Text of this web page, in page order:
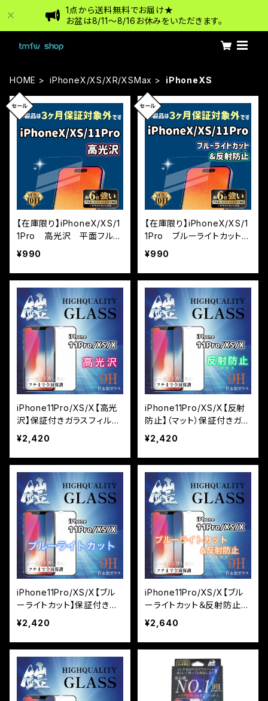
1点から送料無料でお届け★
お盆は8/11〜8/16お休みをいただきます。
HOME iPhoneX/XS/XR/XSMax iPhoneXS
【在庫限り】iPhoneX/XS/1
1Pro 高光沢 平面フルカ
バー ※3カ月保証付帯な
¥990
【在庫限り】iPhoneX/XS/1
1Pro ブルーライトカット＆
反射防止（マット）全面フル
なし
¥990
iPhone11Pro/XS/X【高光
沢】保証付きガラスフィルム
『鎧』全面フルカバー
¥2,420
iPhone11Pro/XS/X【反射
防止】（マット）保証付きガラ
スフィルム『鎧』全面フルカ
バー
¥2,420
iPhone11Pro/XS/X【ブル
ーライトカット】保証付きガ
ラスフィルム『鎧』全面フル
カバー
¥2,420
iPhone11Pro/XS/X【ブル
ーライトカット＆反射防止】
（マット）保証付きガラスフィ
ルム『鎧』全面フルカバー
¥2,640